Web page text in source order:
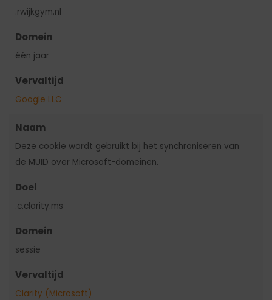
.rwijkgym.nl
Domein
één jaar
Vervaltijd
Google LLC
Naam
Deze cookie wordt gebruikt bij het synchroniseren van
de MUID over Microsoft-domeinen.
Doel
.c.clarity.ms
Domein
sessie
Vervaltijd
Clarity (Microsoft)